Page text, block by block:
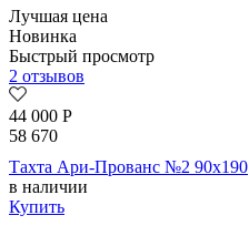
Лучшая цена
Новинка
Быстрый просмотр
2 отзывов
44 000 Р
58 670
Тахта Ари-Прованс №2 90х190
в наличии
Купить